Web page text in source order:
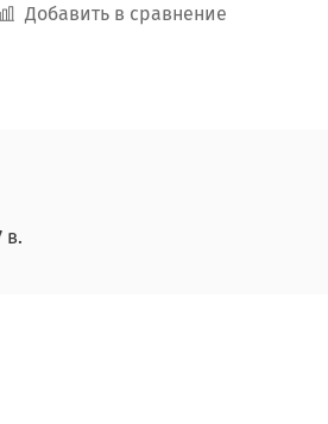
Добавить в сравнение
в.